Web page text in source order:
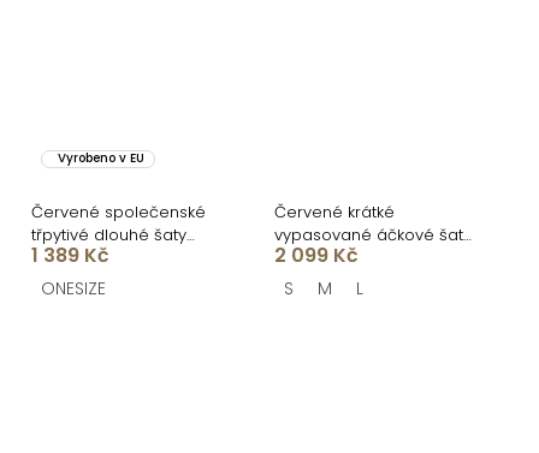
Vyrobeno v EU
Červené společenské
třpytivé dlouhé šaty
KAILINA
1 389 Kč
ONESIZE
Červené krátké
vypasované áčkové šaty
MIRELYS s kamínky
2 099 Kč
S M L